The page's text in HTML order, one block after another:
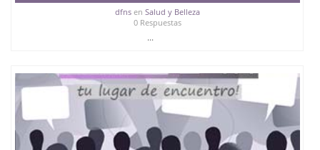
dfnsen Salud y Belleza
0 Respuestas
...